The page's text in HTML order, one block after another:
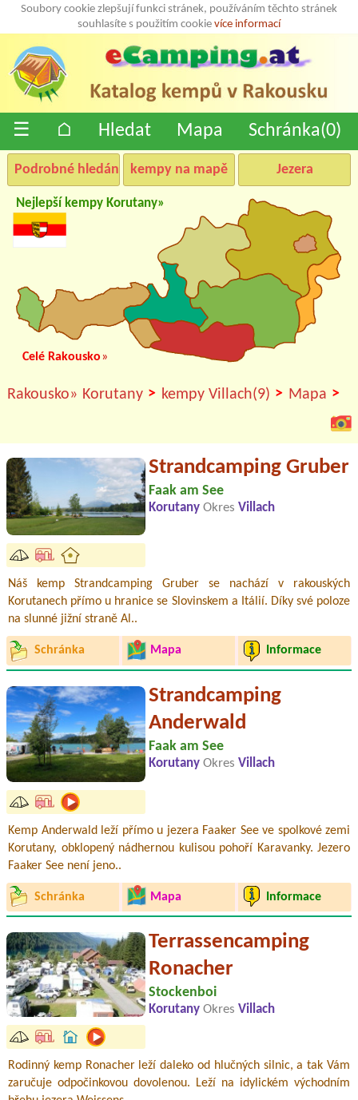
Soubory cookie zlepšují funkci stránek, používáním těchto stránek
souhlasíte s použitím cookie více informací
☰ ⌂ Hledat Mapa Schránka(0)
Podrobné hledání kempy na mapě Jezera
Nejlepší kempy Korutany»
Celé Rakousko»
Rakousko» Korutany > kempy Villach(9) > Mapa >
Strandcamping Gruber
Faak am See
Korutany Okres Villach
Náš kemp Strandcamping Gruber se nachází v rakouských
Korutanech přímo u hranice se Slovinskem a Itálií. Díky své poloze
na slunné jižní straně Al..
Schránka Mapa Informace
Strandcamping
Anderwald
Faak am See
Korutany Okres Villach
Kemp Anderwald leží přímo u jezera Faaker See ve spolkové zemi
Korutany, obklopený nádhernou kulisou pohoří Karavanky. Jezero
Faaker See není jeno..
Schránka Mapa Informace
Terrassencamping
Ronacher
Stockenboi
Korutany Okres Villach
Rodinný kemp Ronacher leží daleko od hlučných silnic, a tak Vám
zaručuje odpočinkovou dovolenou. Leží na idylickém východním